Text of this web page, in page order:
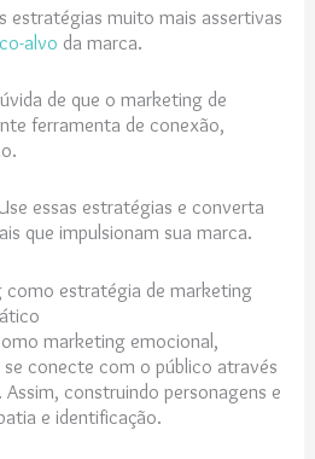
estratégias muito mais assertivas
alvo da marca.
de que o marketing de
ferramenta de conexão,
essas estratégias e converta
que impulsionam sua marca.
como estratégia de marketing
marketing emocional,
conecte com o público através
construindo personagens e
e identificação.